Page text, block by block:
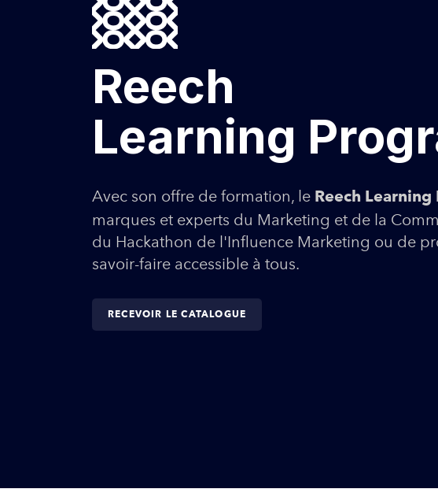
Reech
Learning
Avec son offre de formation, le Reech Learning
marques et experts du Marketing et de la
du Hackathon de l'Influence Marketing ou de
savoir-faire accessible à tous.
RECEVOIR LE CATALOGUE